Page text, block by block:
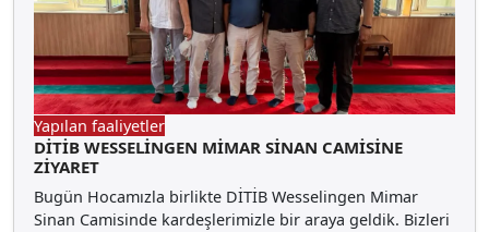
Yapılan faaliyetler
DİTİB WESSELİNGEN MİMAR SİNAN CAMİSİNE
ZİYARET
Bugün Hocamızla birlikte DİTİB Wesselingen Mimar
Sinan Camisinde kardeşlerimizle bir araya geldik. Bizleri